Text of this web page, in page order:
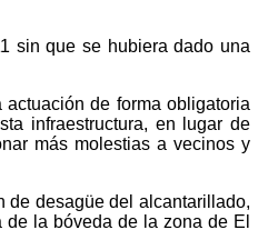
sin que se hubiera dado una
de forma obligatoria
infraestructura, en lugar de
más molestias a vecinos y
de desagüe del alcantarillado,
la bóveda de la zona de El